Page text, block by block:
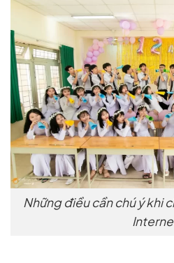
Những điều cần chú ý khi